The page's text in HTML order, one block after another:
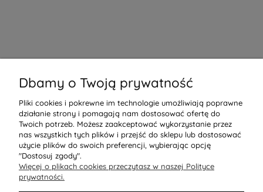
Dbamy o Twoją prywatność
Pliki cookies i pokrewne im technologie umożliwiają poprawne
działanie strony i pomagają nam dostosować ofertę do
Twoich potrzeb. Możesz zaakceptować wykorzystanie przez
nas wszystkich tych plików i przejść do sklepu lub dostosować
użycie plików do swoich preferencji, wybierając opcję
"Dostosuj zgody".
Więcej o plikach cookies przeczytasz w naszej Polityce
prywatności.